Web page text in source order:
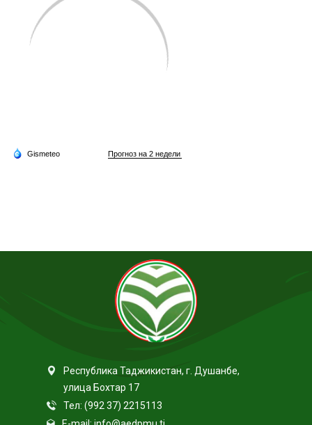
Республика Таджикистан, г. Душанбе,
улица Бохтар 17
Тел: (992 37) 2215113